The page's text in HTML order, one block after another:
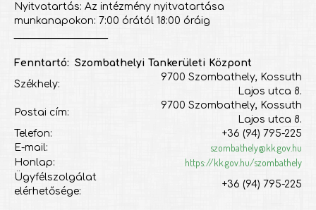
Nyitvatartás: Az intézmény nyitvatartása
munkanapokon: 7:00 órától 18:00 óráig
Fenntartó: Szombathelyi Tankerületi Központ
Székhely:
9700 Szombathely, Kossuth
Lajos utca 8.
Postai cím:
9700 Szombathely, Kossuth
Lajos utca 8.
Telefon:
+36 (94) 795-225
E-mail:
szombathely@kk.gov.hu
Honlap: https://kk.gov.hu/szombathely
Ügyfélszolgálat
elérhetősége:
+36 (94) 795-225